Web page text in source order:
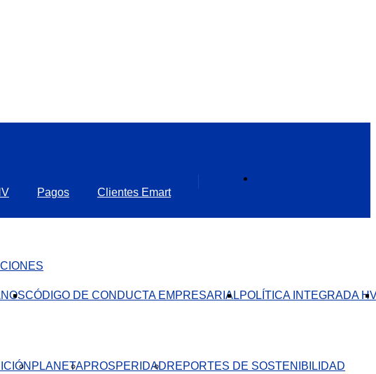
Pagos Clientes Emart
CÓDIGO DE CONDUCTA EMPRESARIAL​POLÍTICA INTEGRADA
PLANETAPROSPERIDADREPORTES DE SOSTENIBILIDAD